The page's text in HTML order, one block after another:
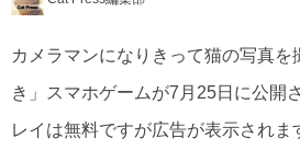
カメラマンになりきって猫の写真を
き」スマホゲームが7月25日に公開
レイは無料ですが広告が表示されま